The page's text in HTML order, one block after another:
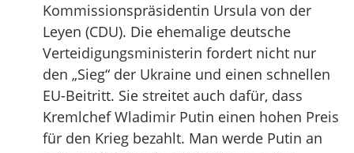
Kommissionspräsidentin Ursula von der
Leyen (CDU). Die ehemalige deutsche
Verteidigungsministerin fordert nicht nur
den „Sieg“ der Ukraine und einen schnellen
EU-Beitritt. Sie streitet auch dafür, dass
Kremlchef Wladimir Putin einen hohen Preis
für den Krieg bezahlt. Man werde Putin an